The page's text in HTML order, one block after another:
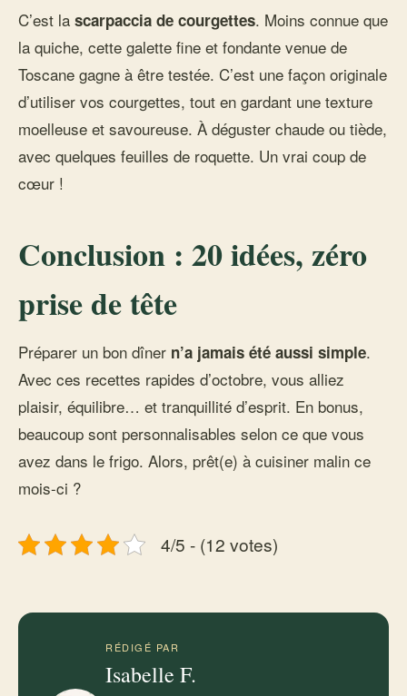
C’est la scarpaccia de courgettes. Moins connue que
la quiche, cette galette fine et fondante venue de
Toscane gagne à être testée. C’est une façon originale
d’utiliser vos courgettes, tout en gardant une texture
moelleuse et savoureuse. À déguster chaude ou tiède,
avec quelques feuilles de roquette. Un vrai coup de
cœur !
Conclusion : 20 idées, zéro
prise de tête
Préparer un bon dîner n’a jamais été aussi simple.
Avec ces recettes rapides d’octobre, vous alliez
plaisir, équilibre… et tranquillité d’esprit. En bonus,
beaucoup sont personnalisables selon ce que vous
avez dans le frigo. Alors, prêt(e) à cuisiner malin ce
mois-ci ?
4/5 - (12 votes)
RÉDIGÉ PAR
Isabelle F.